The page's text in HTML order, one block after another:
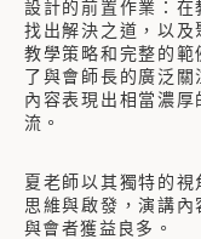
設計的前置作業：
找出解決之道，以
教學策略和完整的
了與會師長的廣泛
內容表現出相當濃
流。
夏老師以其獨特的
思維與啟發，演講
與會者獲益良多。